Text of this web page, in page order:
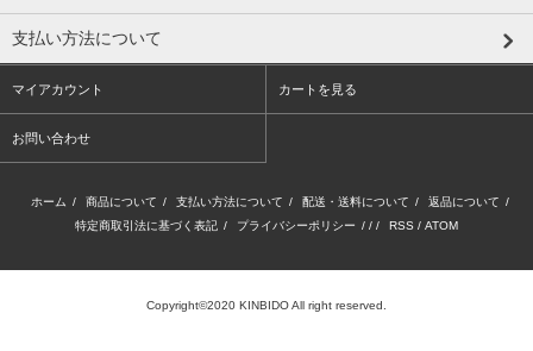
支払い方法について
マイアカウント カートを見る
お問い合わせ
ホーム / 商品について / 支払い方法について / 配送・送料について / 返品について /
特定商取引法に基づく表記 / プライバシーポリシー / / / RSS / ATOM
Copyright©2020 KINBIDO All right reserved.